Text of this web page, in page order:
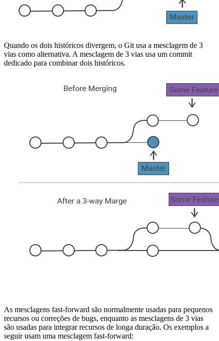
Quando os dois históricos divergem, o Git usa a mesclagem de 3
vias como alternativa. A mesclagem de 3 vias usa um commit
dedicado para combinar dois históricos.
As mesclagens fast-forward são normalmente usadas para pequenos
recursos ou correções de bugs, enquanto as mesclagens de 3 vias
são usadas para integrar recursos de longa duração. Os exemplos a
seguir usam uma mesclagem fast-forward: